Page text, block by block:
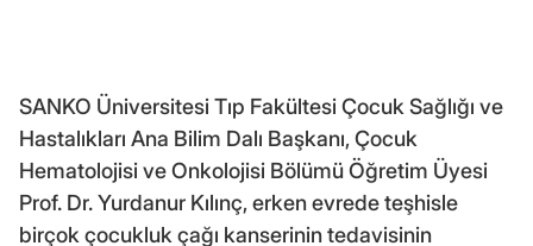
SANKO Üniversitesi Tıp Fakültesi Çocuk Sağlığı ve
Hastalıkları Ana Bilim Dalı Başkanı, Çocuk
Hematolojisi ve Onkolojisi Bölümü Öğretim Üyesi
Prof. Dr. Yurdanur Kılınç, erken evrede teşhisle
birçok çocukluk çağı kanserinin tedavisinin